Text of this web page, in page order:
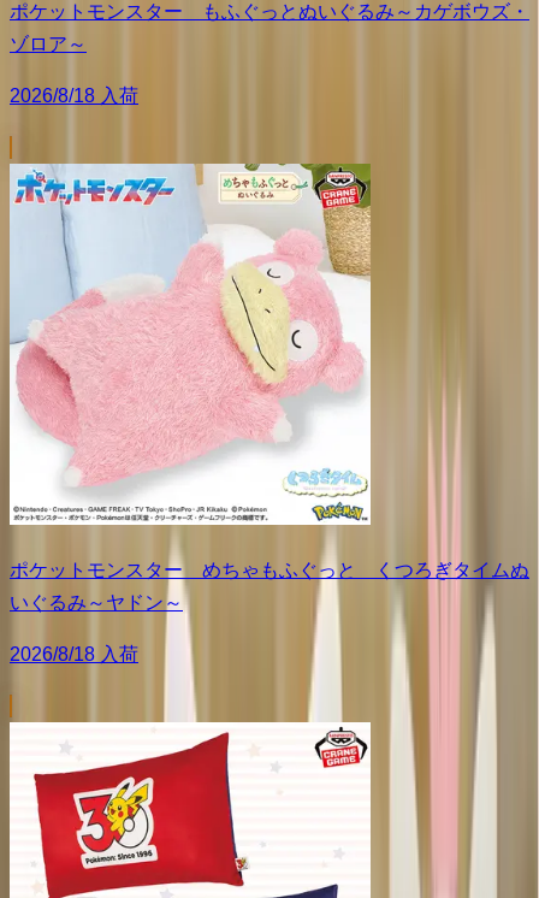
ポケットモンスター もふぐっとぬいぐるみ～カゲボウズ・
ゾロア～
2026/8/18 入荷
ポケットモンスター めちゃもふぐっと くつろぎタイムぬ
いぐるみ～ヤドン～
2026/8/18 入荷